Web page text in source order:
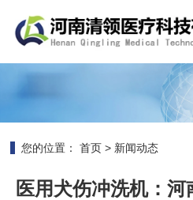
您的位置： 首页 > 新闻动态
医用犬伤冲洗机：